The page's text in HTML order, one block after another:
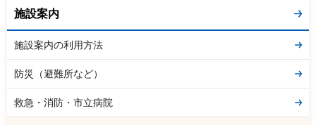
施設案内
施設案内の利用方法
防災（避難所など）
救急・消防・市立病院